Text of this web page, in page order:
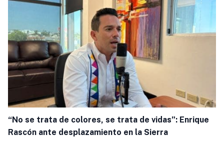
“No se trata de colores, se trata de vidas”: Enrique
Rascón ante desplazamiento en la Sierra